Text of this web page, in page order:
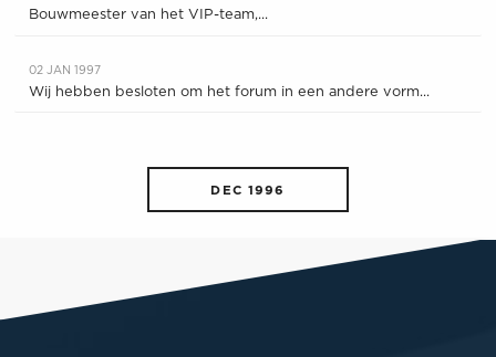
Bouwmeester van het VIP-team,...
02 JAN 1997
Wij hebben besloten om het forum in een andere vorm...
DEC 1996